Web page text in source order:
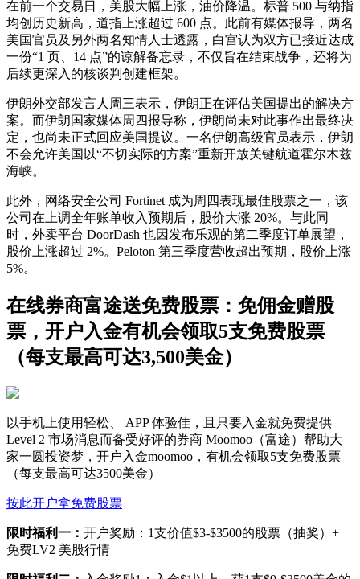
在前一个交易日，美股大幅上涨，油价降温。标普 500 与纳指
均创历史新高，道指上涨超过 600 点。此前有媒体报导，两名
美国官员及另外两名知情人士透露，白宫认为双方已接近达成
一份“1 页、14 点”的谅解备忘录，不仅旨在结束战争，还将为
后续更深入的核谈判创建框架。
伊朗外交部发言人周三表示，伊朗正在评估美国提出的解决方
案。而伊朗国家媒体周四报导称，伊朗尚未对此事作出最终决
定，也尚未正式回应美国提议。一名伊朗高级官员表示，伊朗
不会允许美国以“不切实际的方案”重新开放关键航道霍尔木兹
海峡。
此外，网络安全公司 Fortinet 成为周四表现最佳股票之一，该
公司在上调全年账单收入预期后，股价大涨 20%。与此同
时，外卖平台 DoorDash 也因发布乐观的第二季度订单展望，
股价上涨超过 2%。Peloton 第三季度营收超出预期，股价上涨
5%。
在线券商富途送免费股票：免佣金赠股
票，开户入金有机会领取5支免费股票
（每支最高可达3,500美金）
以手机上使用轻松、 APP 体验佳，且只要入金就免费提供
Level 2 市场消息而备受好评的券商 Moomoo（富途）帮助大
家一圆投资梦，开户入金moomoo，有机会领取5支免费股票
（每支最高可达3500美金）
按此开户拿免费股票
限时福利一： 开户奖励：1支价值$3-$3500的股票（抽奖）+
免费LV2 美股行情